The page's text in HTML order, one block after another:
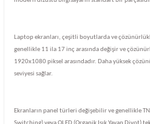
Laptop ekranları, çeşitli boyutlarda ve
genellikle 11 ila 17 inç arasında değişir ve
1920x1080 piksel arasındadır. Daha yüksek
seviyesi sağlar.
Ekranların panel türleri değişebilir ve genellikle